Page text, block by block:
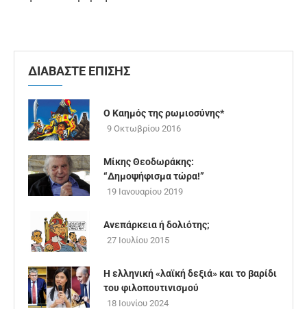
ΔΙΑΒΑΣΤΕ ΕΠΙΣΗΣ
Ο Καημός της ρωμιοσύνης*
9 Οκτωβρίου 2016
Μίκης Θεοδωράκης:
“Δημοψήφισμα τώρα!”
19 Ιανουαρίου 2019
Ανεπάρκεια ή δολιότης;
27 Ιουλίου 2015
Η ελληνική «λαϊκή δεξιά» και το βαρίδι
του φιλοπουτινισμού
18 Ιουνίου 2024